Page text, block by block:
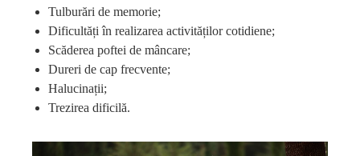
Tulburări de memorie;
Dificultăți în realizarea activităților cotidiene;
Scăderea poftei de mâncare;
Dureri de cap frecvente;
Halucinații;
Trezirea dificilă.